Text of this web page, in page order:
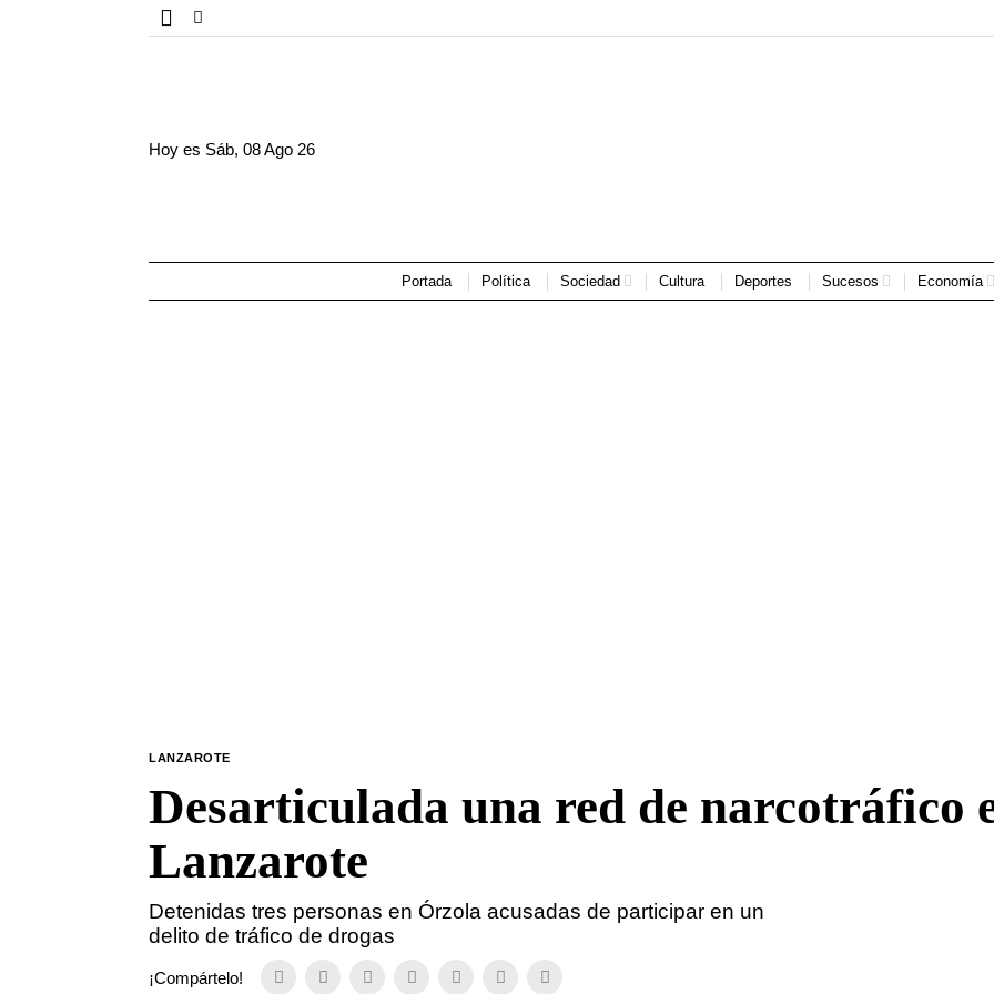
Hoy es Sáb, 08 Ago 26
Portada Política Sociedad Cultura Deportes Sucesos Economía
LANZAROTE
Desarticulada una red de narcotráfico
Lanzarote
Detenidas tres personas en Órzola acusadas de participar en un
delito de tráfico de drogas
¡Compártelo!